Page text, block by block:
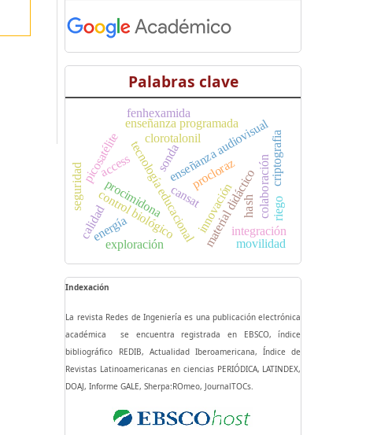
Palabras clave
enseñanza audiovisual
tecnología educacionalmaterial didáctico
enseñanza programada
clorotalonil
control biológico
fenhexamida
procimidona
procloraz
cansat
exploración
picosatélite sonda colaboración
integración
innovación
energía
movilidad
criptografia
hash
seguridad access
calidad riego
Indexación
La revista Redes de Ingeniería es una publicación electrónica
académica se encuentra registrada en EBSCO, índice
bibliográfico REDIB, Actualidad Iberoamericana, Índice de
Revistas Latinoamericanas en ciencias PERIÓDICA, LATINDEX,
DOAJ, Informe GALE, Sherpa:ROmeo, JournalTOCs.